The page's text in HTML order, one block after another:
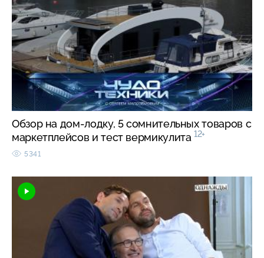
Обзор на дом-лодку, 5 сомнительных товаров с
маркетплейсов и тест вермикулита 12+
5341